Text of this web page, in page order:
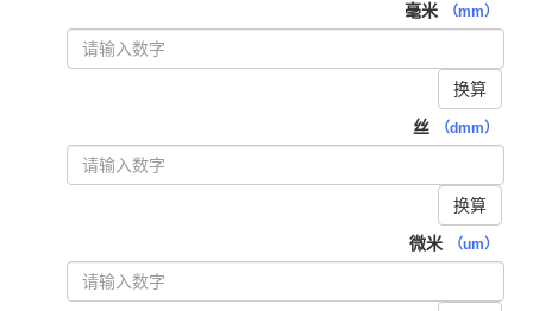
毫米
（mm）
换算
丝
（dmm）
换算
微米
（um）